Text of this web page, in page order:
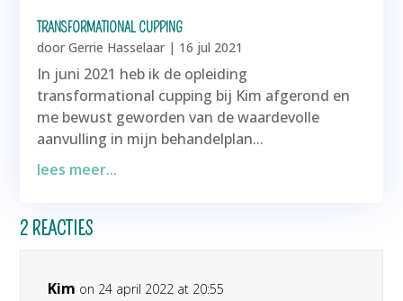
TRANSFORMATIONAL CUPPING
doorGerrie Hasselaar | 16 jul 2021
In juni 2021 heb ik de opleiding
transformational cupping bij Kim afgerond en
me bewust geworden van de waardevolle
aanvulling in mijn behandelplan...
lees meer...
2 REACTIES
Kim on 24 april 2022 at 20:55